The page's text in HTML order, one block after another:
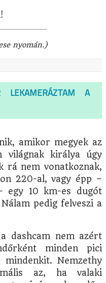
nyomán.)
a
amikor megyek az
világnak királya úgy
rá nem vonatkoznak,
220-al, vagy épp –
egy 10 km-es dugót
pedig felveszi a
dashcam nem azért
minden pici
Nemzethy
az, ha valaki